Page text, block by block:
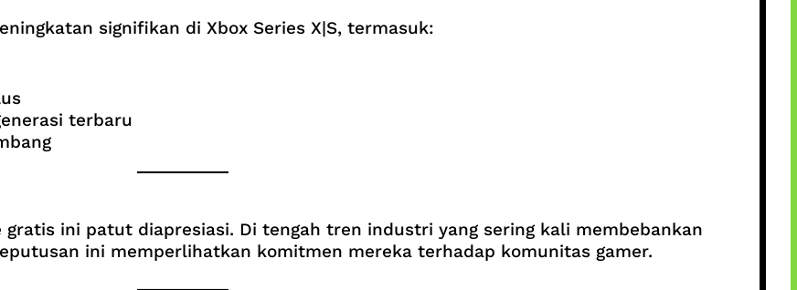
signifikan di Xbox Series X|S, termasuk:
terbaru
gratis ini patut diapresiasi. Di tengah tren industri yang sering kali membebankan
ini memperlihatkan komitmen mereka terhadap komunitas gamer.